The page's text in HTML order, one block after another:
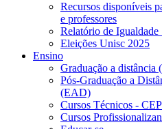
Recursos disponíveis
e professores
Relatório de Igualdade
Eleições Unisc 2025
Ensino
Graduação a distância
Pós-Graduação a
(EAD)
Cursos Técnicos -
Cursos